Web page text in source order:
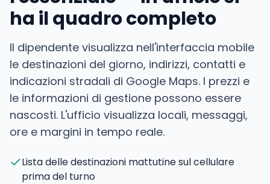
ha il quadro completo
Il dipendente visualizza nell'interfaccia mobile
le destinazioni del giorno, indirizzi, contatti e
indicazioni stradali di Google Maps. I prezzi e
le informazioni di gestione possono essere
nascosti. L'ufficio visualizza locali, messaggi,
ore e margini in tempo reale.
Lista delle destinazioni mattutine sul cellulare
prima del turno